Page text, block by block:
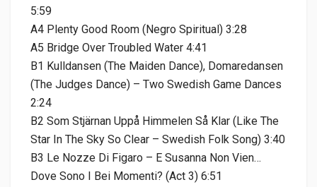
5:59
A4 Plenty Good Room (Negro Spiritual) 3:28
A5 Bridge Over Troubled Water 4:41
B1 Kulldansen (The Maiden Dance), Domaredansen
(The Judges Dance) – Two Swedish Game Dances
2:24
B2 Som Stjärnan Uppå Himmelen Så Klar (Like The
Star In The Sky So Clear – Swedish Folk Song) 3:40
B3 Le Nozze Di Figaro – E Susanna Non Vien…
Dove Sono I Bei Momenti? (Act 3) 6:51